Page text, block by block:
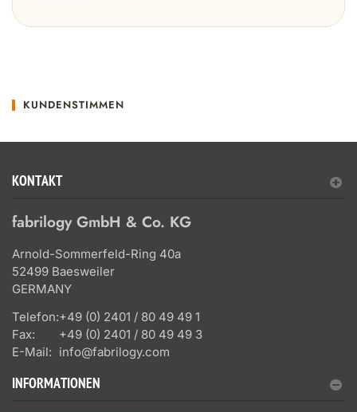
KUNDENSTIMMEN
KONTAKT
fabrilogy GmbH & Co. KG
Arnold-Sommerfeld-Ring 40a
52499 Baesweiler
GERMANY
Telefon:+49 (0) 2401 / 80 49 49 1
Fax:
+49 (0) 2401 / 80 49 49 3
E-Mail: info@fabrilogy.com
INFORMATIONEN